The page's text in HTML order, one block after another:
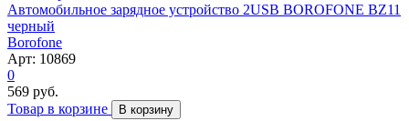
Автомобильное зарядное устройство 2USB BOROFONE BZ11
черный
Borofone
Арт: 10869
0
569 руб.
Товар в корзине
В корзину